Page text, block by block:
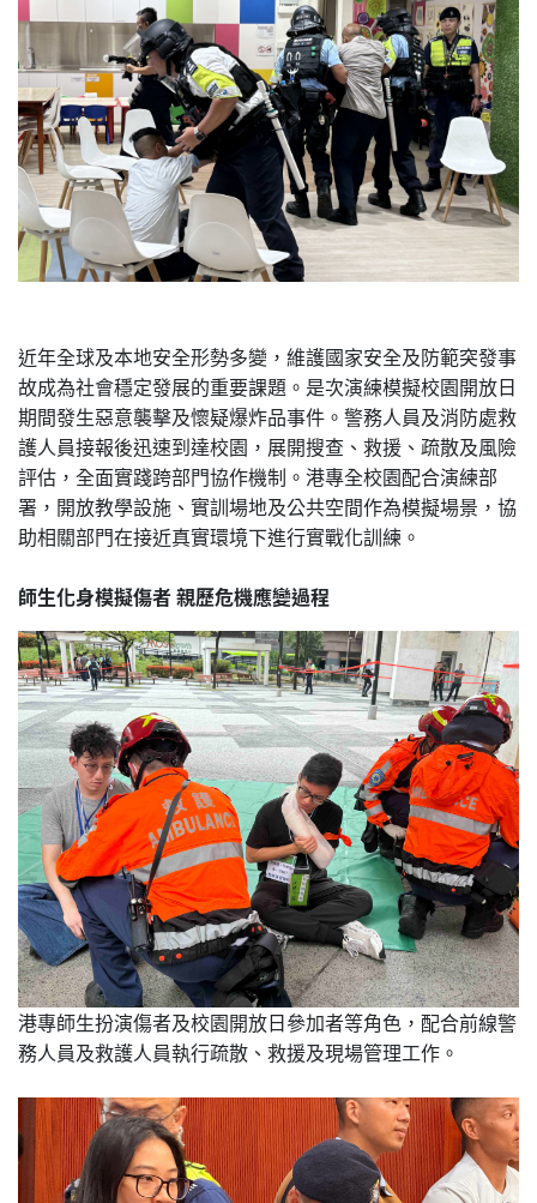
近年全球及本地安全形勢多變，維護國家安全及防範突發事
故成為社會穩定發展的重要課題。是次演練模擬校園開放日
期間發生惡意襲擊及懷疑爆炸品事件。警務人員及消防處救
護人員接報後迅速到達校園，展開搜查、救援、疏散及風險
評估，全面實踐跨部門協作機制。港專全校園配合演練部
署，開放教學設施、實訓場地及公共空間作為模擬場景，協
助相關部門在接近真實環境下進行實戰化訓練。
師生化身模擬傷者 親歷危機應變過程
港專師生扮演傷者及校園開放日參加者等角色，配合前線警
務人員及救護人員執行疏散、救援及現場管理工作。